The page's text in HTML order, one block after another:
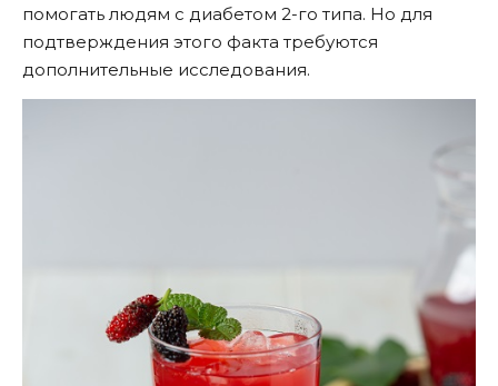
помогать людям с диабетом 2-го типа. Но для
подтверждения этого факта требуются
дополнительные исследования.